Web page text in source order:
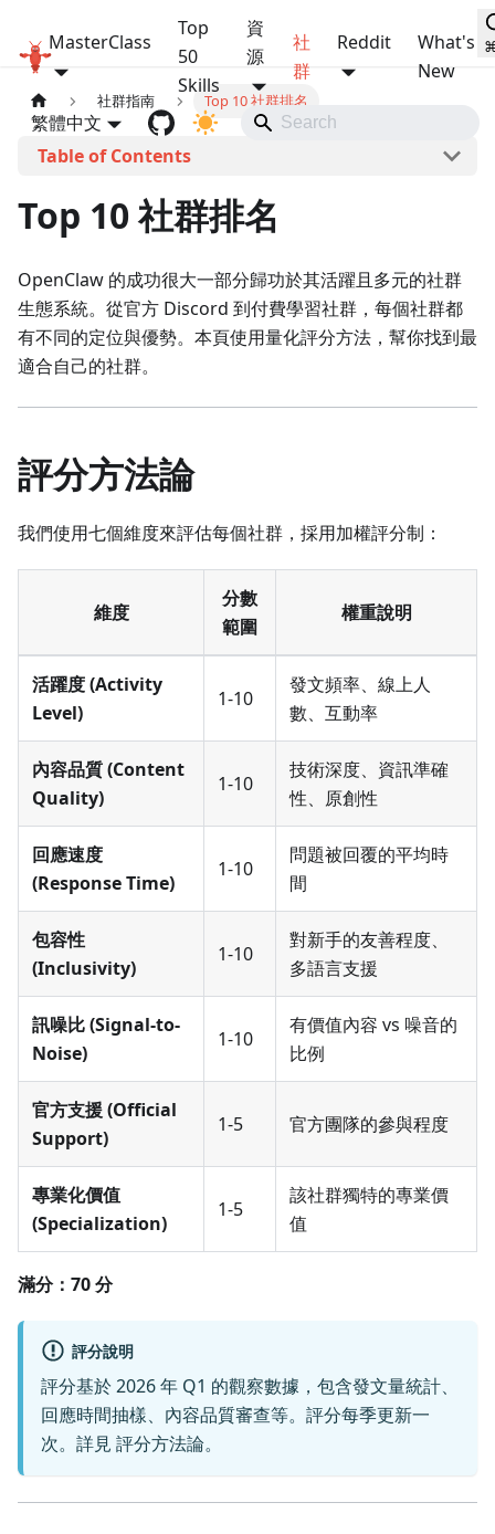
OpenClaw MasterClass
MasterClass
Top
50
Skills
資
源
社
群
Reddit
What's
New
繁體中文
社群指南 Top 10 社群排名
Top 10 社群排名
OpenClaw 的成功很大一部分歸功於其活躍且多元的社群
生態系統。從官方 Discord 到付費學習社群，每個社群都
有不同的定位與優勢。本頁使用量化評分方法，幫你找到最
適合自己的社群。
評分方法論
我們使用七個維度來評估每個社群，採用加權評分制：
維度
分數
範圍
權重說明
活躍度 (Activity
Level)
1-10
發文頻率、線上人
數、互動率
內容品質 (Content
Quality)
1-10
技術深度、資訊準確
性、原創性
回應速度
(Response Time)
1-10
問題被回覆的平均時
間
包容性
(Inclusivity)
1-10
對新手的友善程度、
多語言支援
訊噪比 (Signal-to-
Noise)
1-10
有價值內容 vs 噪音的
比例
官方支援 (Official
Support)
1-5 官方團隊的參與程度
專業化價值
(Specialization)
1-5
該社群獨特的專業價
值
滿分：70 分
評分說明
評分基於 2026 年 Q1 的觀察數據，包含發文量統計、
回應時間抽樣、內容品質審查等。評分每季更新一
次。詳見 評分方法論。